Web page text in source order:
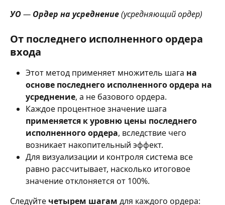
УО — Ордер на усреднение (усредняющий ордер)
От последнего исполненного ордера
входа
Этот метод применяет множитель шага на
основе последнего исполненного ордера на
усреднение, а не базового ордера.
Каждое процентное значение шага
применяется к уровню цены последнего
исполненного ордера, вследствие чего
возникает накопительный эффект.
Для визуализации и контроля система все
равно рассчитывает, насколько итоговое
значение отклоняется от 100%.
Следуйте четырем шагам для каждого ордера: